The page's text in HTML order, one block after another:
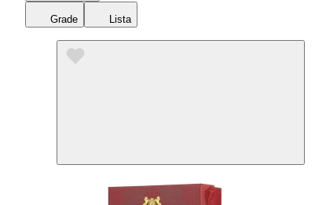
Grade Lista